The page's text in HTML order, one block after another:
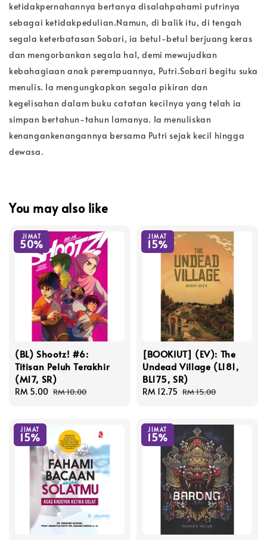
ketidakpernahannya bertanya disalahpahami putrinya
sebagai ketidakpedulian.Namun, di balik itu, di tengah
segala keterbatasan Sobari, ia betul-betul berjuang keras
dan mengorbankan segala hal, demi mewujudkan
kebahagiaan anak perempuannya, Putri.Sobari begitu suka
menulis. Ia mengungkapkan segala pikiran dan
kegelisahan dalam buku catatan kecilnya yang telah ia
simpan bertahun-tahun lamanya. Ia menuliskan
kenangankenangannya bersama Putri sejak kecil hingga
dewasa.
You may also like
JIMAT
50%
(BL) Shootz! #6:
Titisan Peluh Terakhir
(M17, SR)
Sale
RM 5.00 Regular
RM 10.00
JIMAT
15%
[BOOKIUT] (EV): The
Undead Village (L181,
BL175, SR)
Sale
RM 12.75 Regular
RM 15.00
JIMAT
15%
JIMAT
15%